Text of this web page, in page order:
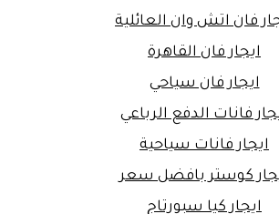
فان اتش وان العائلية
ايجار فان القاهرة
ايجار فان سياحي
فانات الدفع الرباعي
ايجار فانات سياحية
كوستر بافضل سعر
ايجار كيا سبورتاج